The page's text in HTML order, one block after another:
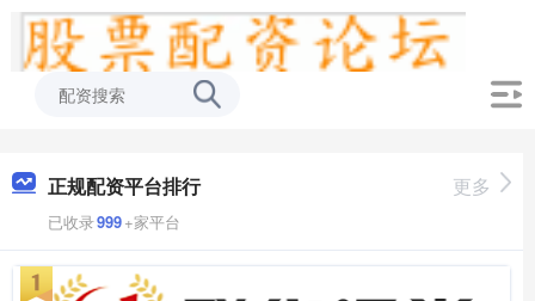
正规配资平台排行
已收录999+家平台
更多